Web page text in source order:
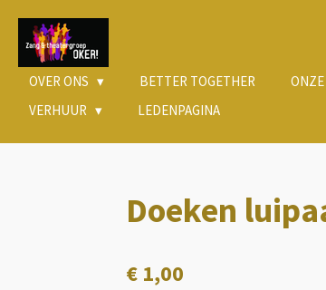
Ga
direct
naar
OVER ONS BETTER TOGETHER
VERHUUR
LEDENPAGINA
Doeken
€ 1,00